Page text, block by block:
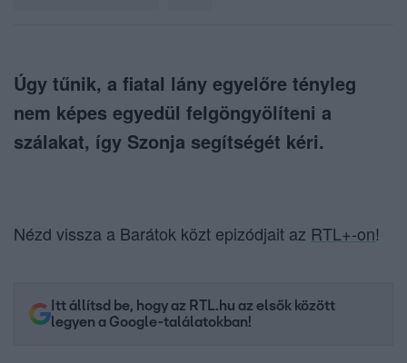
Úgy tűnik, a fiatal lány egyelőre tényleg
nem képes egyedül felgöngyölíteni a
szálakat, így Szonja segítségét kéri.
Nézd vissza a Barátok közt epizódjait az RTL+-on!
Itt állítsd be, hogy az RTL.hu az elsők között
legyen a Google-találatokban!